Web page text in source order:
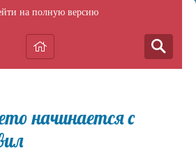
на полную версию
начинается с